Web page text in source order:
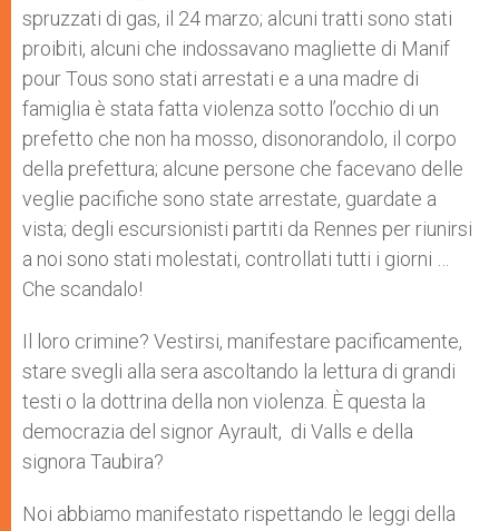
spruzzati di gas, il 24 marzo; alcuni tratti sono stati
proibiti, alcuni che indossavano magliette di Manif
pour Tous sono stati arrestati e a una madre di
famiglia è stata fatta violenza sotto l’occhio di un
prefetto che non ha mosso, disonorandolo, il corpo
della prefettura; alcune persone che facevano delle
veglie pacifiche sono state arrestate, guardate a
vista; degli escursionisti partiti da Rennes per riunirsi
a noi sono stati molestati, controllati tutti i giorni …
Che scandalo!
Il loro crimine? Vestirsi, manifestare pacificamente,
stare svegli alla sera ascoltando la lettura di grandi
testi o la dottrina della non violenza. È questa la
democrazia del signor Ayrault, di Valls e della
signora Taubira?
Noi abbiamo manifestato rispettando le leggi della